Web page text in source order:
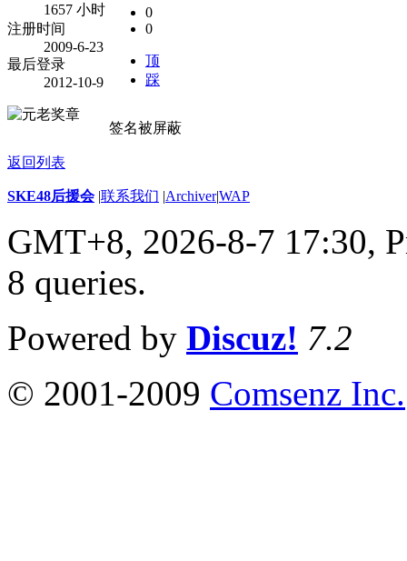
1657 小时
注册时间
2009-6-23
最后登录
2012-10-9
0
0
顶
踩
签名被屏蔽
返回列表
SKE48后援会 |联系我们 |Archiver|WAP
GMT+8, 2026-8-7 17:30,
8 queries.
Powered by Discuz! 7.2
© 2001-2009 Comsenz Inc.